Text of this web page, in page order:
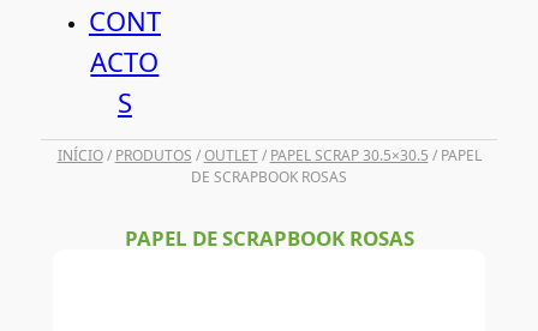
CONT
ACTO
S
INÍCIO/ PRODUTOS /OUTLET/ PAPEL SCRAP 30.5×30.5 / PAPEL
DE SCRAPBOOK ROSAS
PAPEL DE SCRAPBOOK ROSAS